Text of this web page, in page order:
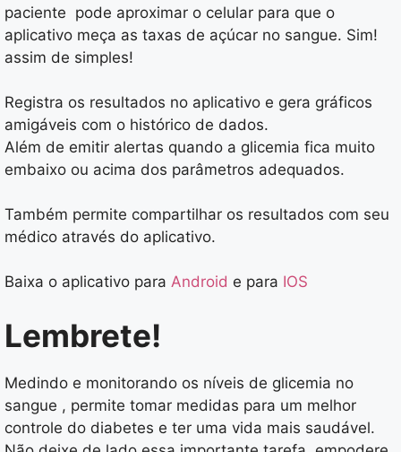
paciente pode aproximar o celular para que o
aplicativo meça as taxas de açúcar no sangue. Sim!
assim de simples!
Registra os resultados no aplicativo e gera gráficos
amigáveis com o histórico de dados.
Além de emitir alertas quando a glicemia fica muito
embaixo ou acima dos parâmetros adequados.
Também permite compartilhar os resultados com seu
médico através do aplicativo.
Baixa o aplicativo para Android e para IOS
Lembrete!
Medindo e monitorando os níveis de glicemia no
sangue , permite tomar medidas para um melhor
controle do diabetes e ter uma vida mais saudável.